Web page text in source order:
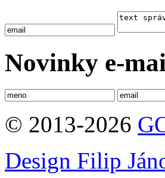
Novinky e-
© 2013-2026
Design Filip